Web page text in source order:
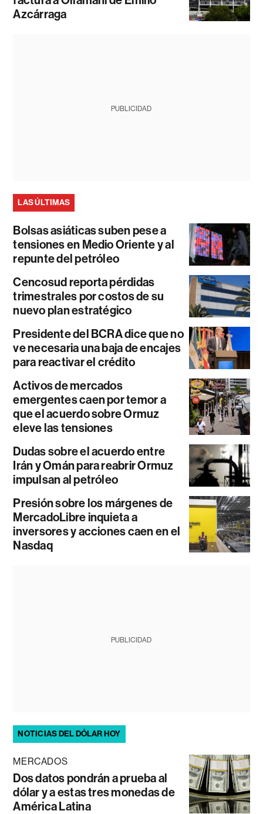
Azcárraga
PUBLICIDAD
LAS ÚLTIMAS
Bolsas asiáticas suben pese a
tensiones en Medio Oriente y al
repunte del petróleo
Cencosud reporta pérdidas
trimestrales por costos de su
nuevo plan estratégico
Presidente del BCRA dice que no
ve necesaria una baja de encajes
para reactivar el crédito
Activos de mercados
emergentes caen por temor a
que el acuerdo sobre Ormuz
eleve las tensiones
Dudas sobre el acuerdo entre
Irán y Omán para reabrir Ormuz
impulsan al petróleo
Presión sobre los márgenes de
MercadoLibre inquieta a
inversores y acciones caen en el
Nasdaq
PUBLICIDAD
NOTICIAS DEL DÓLAR HOY
MERCADOS
Dos datos pondrán a prueba al
dólar y a estas tres monedas de
América Latina